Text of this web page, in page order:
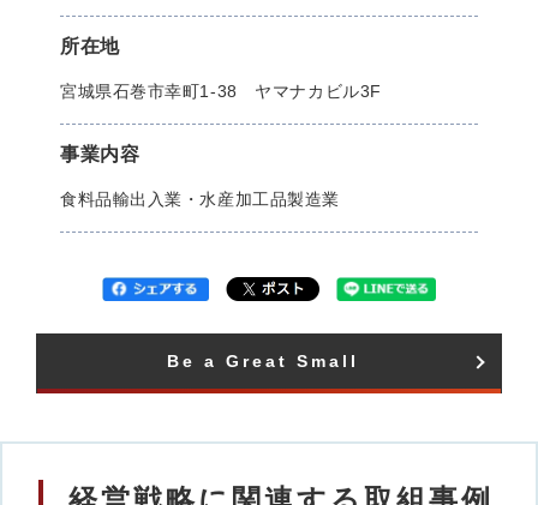
所在地
宮城県石巻市幸町1-38 ヤマナカビル3F
事業内容
食料品輸出入業・水産加工品製造業
Be a Great Small​